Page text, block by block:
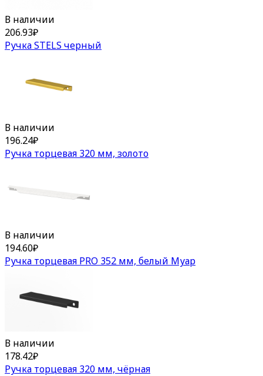
В наличии
206.93₽
Ручка STELS черный
В наличии
196.24₽
Ручка торцевая 320 мм, золото
В наличии
194.60₽
Ручка торцевая PRO 352 мм, белый Муар
В наличии
178.42₽
Ручка торцевая 320 мм, чёрная